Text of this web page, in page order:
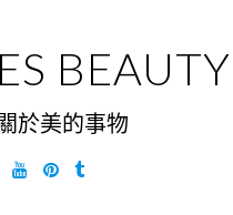
BEAUTY
於美的事物
YouTubePinterest
Tumblr